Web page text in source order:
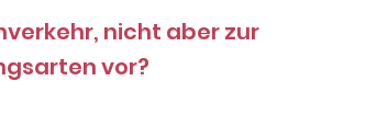
nicht aber zur
vor?